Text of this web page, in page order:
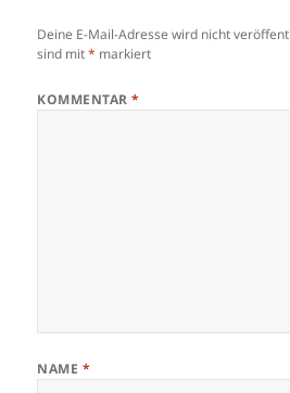
Deine E-Mail-Adresse wird nicht
sind mit* markiert
KOMMENTAR*
NAME *